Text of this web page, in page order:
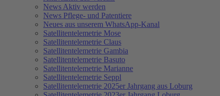
News Aktiv werden
News Pflege- und Patentiere
Neues aus unserem WhatsApp-Kanal
Satellitentelemetrie Mose
Satellitentelemetrie Claus
Satellitentelemetrie Gambia
Satellitentelemetrie Basuto
Satellitentelemetrie Marianne
Satellitentelemetrie Seppl
Satellitentelemetrie 2025er Jahrgang aus Loburg